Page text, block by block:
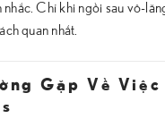
nhắc. Chỉ khi ngồi sau vô-
quan nhất.
Gặp Về